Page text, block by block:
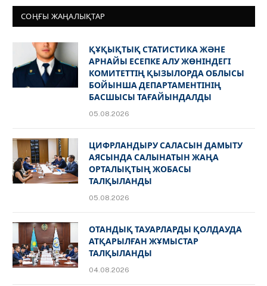
СОҢҒЫ ЖАҢАЛЫҚТАР
ҚҰҚЫҚТЫҚ СТАТИСТИКА ЖӘНЕ
АРНАЙЫ ЕСЕПКЕ АЛУ ЖӨНІНДЕГІ
КОМИТЕТТІҢ ҚЫЗЫЛОРДА ОБЛЫСЫ
БОЙЫНША ДЕПАРТАМЕНТІНІҢ
БАСШЫСЫ ТАҒАЙЫНДАЛДЫ
05.08.2026
ЦИФРЛАНДЫРУ САЛАСЫН ДАМЫТУ
АЯСЫНДА САЛЫНАТЫН ЖАҢА
ОРТАЛЫҚТЫҢ ЖОБАСЫ
ТАЛҚЫЛАНДЫ
05.08.2026
ОТАНДЫҚ ТАУАРЛАРДЫ ҚОЛДАУДА
АТҚАРЫЛҒАН ЖҰМЫСТАР
ТАЛҚЫЛАНДЫ
04.08.2026